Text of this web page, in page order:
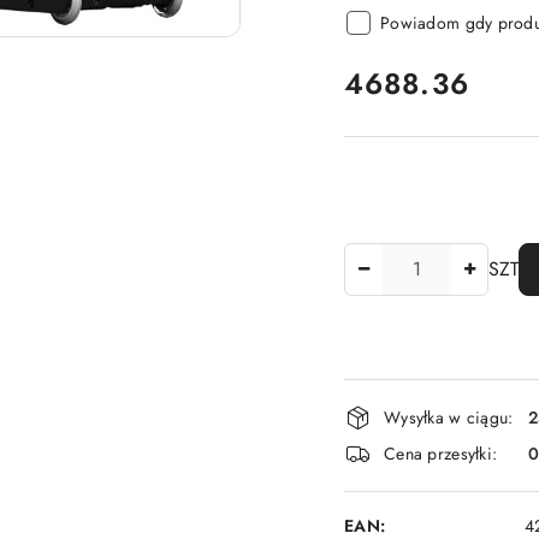
Powiadom gdy
cena:
4688.36
SZT
Dostępność
i
dostawa
Wysyłka w ciągu:
Cena przesyłki:
EAN: